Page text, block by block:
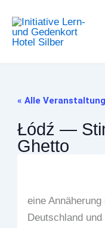
Inhalt
springen
« Alle
Łódź —
Ghetto
eine
Deutschland und